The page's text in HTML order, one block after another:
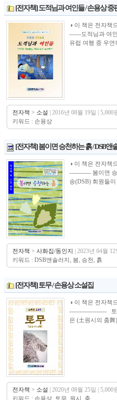
[전자책] 도적님과 여인들 / 손용상 중
◑ 이 책은 전자책
------도적님과 여
유럽 여행 중 우
전자책 > 소설 | 2016년 08월 19일 | 5,000
키워드 : 손용상
[전자책] 봄이면 승천하는 흙 / DSB앤
◑ 이 책은 전자책
----------- 봄이면
송(DSB) 회원들
전자책 > 사화집/동인지 | 2023년 04월
키워드 : DSB앤솔러지, 봄, 승천, 흙
[전자책] 토무 / 손용상 소설집
◑ 이 책은 전자책
------------------- 토
은 (土원시의 춤
전자책 > 소설 | 2020년 08월 25일 | 5,000
키워드 : 손용상, 토무, 원시, 춤